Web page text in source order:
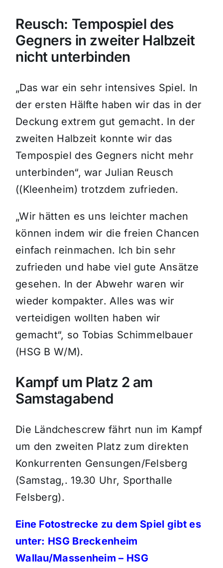
Reusch: Tempospiel des
Gegners in zweiter Halbzeit
nicht unterbinden
„Das war ein sehr intensives Spiel. In
der ersten Hälfte haben wir das in der
Deckung extrem gut gemacht. In der
zweiten Halbzeit konnte wir das
Tempospiel des Gegners nicht mehr
unterbinden“, war Julian Reusch
((Kleenheim) trotzdem zufrieden.
„Wir hätten es uns leichter machen
können indem wir die freien Chancen
einfach reinmachen. Ich bin sehr
zufrieden und habe viel gute Ansätze
gesehen. In der Abwehr waren wir
wieder kompakter. Alles was wir
verteidigen wollten haben wir
gemacht“, so Tobias Schimmelbauer
(HSG B W/M).
Kampf um Platz 2 am
Samstagabend
Die Ländchescrew fährt nun im Kampf
um den zweiten Platz zum direkten
Konkurrenten Gensungen/Felsberg
(Samstag,. 19.30 Uhr, Sporthalle
Felsberg).
Eine Fotostrecke zu dem Spiel gibt es
unter: HSG Breckenheim
Wallau/Massenheim – HSG